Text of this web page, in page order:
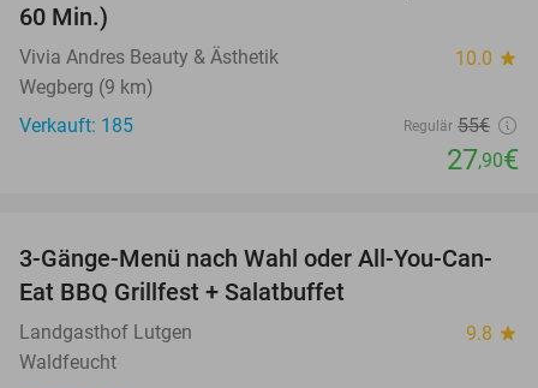
60 Min.)
Vivia Andres Beauty & Ästhetik 10.0 star
Wegberg (9 km)
Verkauft: 185
Regulär 55€
27,90€
42%
3-Gänge-Menü nach Wahl oder All-You-Can-
Eat BBQ Grillfest + Salatbuffet
Landgasthof Lutgen 9.8 star
Waldfeucht